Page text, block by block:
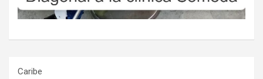
Caribe